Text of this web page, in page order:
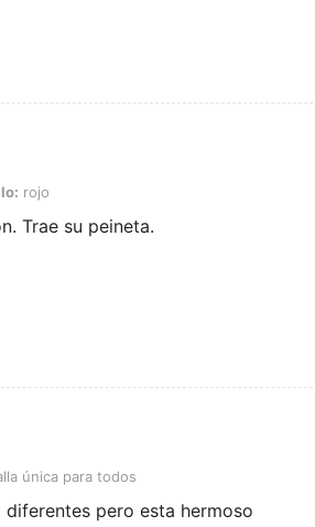
rojo
Trae su peineta.
para todos
única para todos
pero esta hermoso